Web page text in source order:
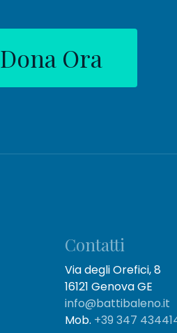
Dona Ora
Contatti
Via degli Orefici, 8
16121 Genova GE
info@battibaleno.it
Mob. +39 347